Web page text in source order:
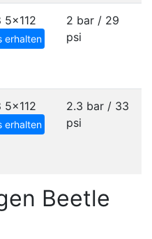
5x112
erhalten
2 bar / 29
psi
5x112
erhalten
2.3 bar / 33
psi
Beetle